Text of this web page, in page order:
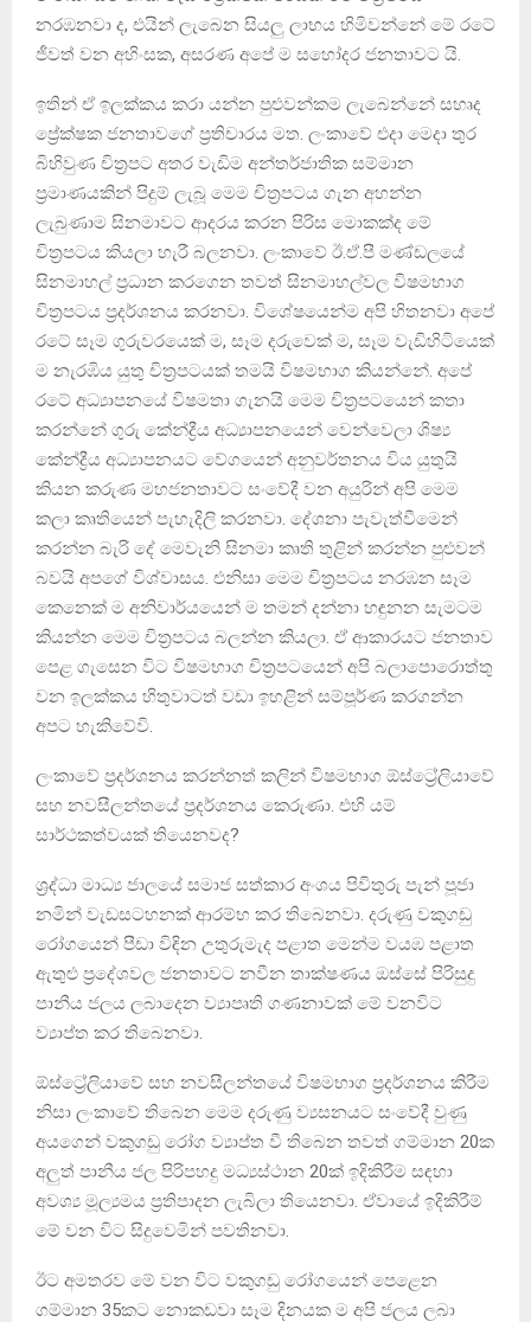
නරඹනවා ද, එයින් ලැබෙන සියලු ලාභය හිමිවන්නේ මේ රටේ
ජීවත් වන අහිංසක, අසරණ අපේ ම සහෝදර ජනතාවට යි.
ඉතින් ඒ ඉලක්කය කරා යන්න පුළුවන්කම ලැබෙන්නේ සහෘද
ප්‍රේක්ෂක ජනතාවගේ ප්‍රතිචාරය මත. ලංකාවේ එදා මෙදා තුර
බිහිවුණ චිත්‍රපට අතර වැඩිම අන්තර්ජාතික සම්මාන
ප්‍රමාණයකින් පිදුම් ලැබූ මෙම චිත්‍රපටය ගැන අහන්න
ලැබුණාම සිනමාවට ආදරය කරන පිරිස මොකක්ද මේ
චිත්‍රපටය කියලා හැරී බලනවා. ලංකාවේ ඊ.ඒ.පී මණ්ඩලයේ
සිනමාහල් ප්‍රධාන කරගෙන තවත් සිනමාහල්වල විෂමභාග
චිත්‍රපටය ප්‍රදර්ශනය කරනවා. විශේෂයෙන්ම අපි හිතනවා අපේ
රටේ සෑම ගුරුවරයෙක් ම, සෑම දරුවෙක් ම, සෑම වැඩිහිටියෙක්
ම නැරඹිය යුතු චිත්‍රපටයක් තමයි විෂමභාග කියන්නේ. අපේ
රටේ අධ්‍යාපනයේ විෂමතා ගැනයි මෙම චිත්‍රපටයෙන් කතා
කරන්නේ ගුරු කේන්ද්‍රීය අධ්‍යාපනයෙන් වෙන්වෙලා ශිෂ්‍ය
කේන්ද්‍රීය අධ්‍යාපනයට වේගයෙන් අනුවර්තනය විය යුතුයි
කියන කරුණ මහජනතාවට සංවේදී වන අයුරින් අපි මෙම
කලා කෘතියෙන් පැහැදිලි කරනවා. දේශනා පැවැත්වීමෙන්
කරන්න බැරි දේ මෙවැනි සිනමා කෘති තුළින් කරන්න පුළුවන්
බවයි අපගේ විශ්වාසය. එනිසා මෙම චිත්‍රපටය නරඹන සෑම
කෙනෙක් ම අනිවාර්යයෙන් ම තමන් දන්නා හඳුනන සැමටම
කියන්න මෙම චිත්‍රපටය බලන්න කියලා. ඒ ආකාරයට ජනතාව‍
පෙළ ගැසෙන විට විෂමභාග චිත්‍රපටයෙන් අපි බලාපොරොත්තු
වන ඉලක්කය හිතුවාටත් වඩා ඉහළින් සම්පූර්ණ කරගන්න
අපට හැකිවේවි.
ලංකාවේ ප්‍රදර්ශනය කරන්නත් කලින් විෂමභාග ඕස්ට්‍රේලියාවේ
සහ නවසීලන්තයේ ප්‍රදර්ශනය කෙරුණා. එහි යම්
සාර්ථකත්වයක් තියෙනවද?
ශ්‍රද්ධා මාධ්‍ය ජාලයේ සමාජ සත්කාර අංශය පිවිතුරු පැන් පූජා
නමින් වැඩසටහනක් ආරම්භ කර තිබෙනවා. දරුණු වකුගඩු
රෝගයෙන් පීඩා විඳින උතුරුමැද පළාත මෙන්ම වයඹ පළාත
ඇතුළු ප්‍රදේශවල ජනතාවට නවීන තාක්ෂණය ඔස්සේ පිරිසුදු
පානීය ජලය ලබාදෙන ව්‍යාපෘති ගණනාවක් මේ වනවිට
ව්‍යාප්ත කර තිබෙනවා.
ඕස්ට්‍රේලියාවේ සහ නවසීලන්තයේ විෂමභාග ප්‍රදර්ශනය කිරීම
නිසා ලංකාවේ තිබෙන මෙම දරුණු ව්‍යසනයට සංවේදී වුණු
අයගෙන් වකුගඩු රෝග ව්‍යාප්ත වී තිබෙන තවත් ගම්මාන 20ක
අලුත් පානීය ජල පිරිපහදු මධ්‍යස්ථාන 20ක් ඉදිකිරීම සඳහා
අවශ්‍ය මූල්‍යමය ප්‍රතිපාදන ලැබිලා තියෙනවා. ඒවායේ ඉදිකිරීම්
මේ වන විට සිදුවෙමින් පවතිනවා.
ඊට අමතරව මේ වන විට වකුගඩු රෝගයෙන් පෙළෙන
ගම්මාන 35කට නොකඩවා සෑම දිනයක ම අපි ජලය ලබා